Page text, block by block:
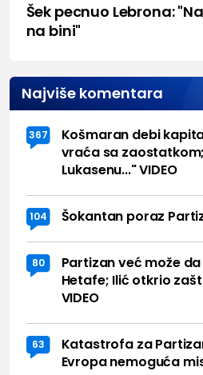
Šek pecnuo Lebrona:
na bini"
Najviše komentara
367
Košmaran debi
vraća sa
Lukasenu..." VIDEO
104 Šokantan poraz
80
Partizan već može
Hetafe; Ilić otkrio
VIDEO
63
Katastrofa za
Evropa nemoguća